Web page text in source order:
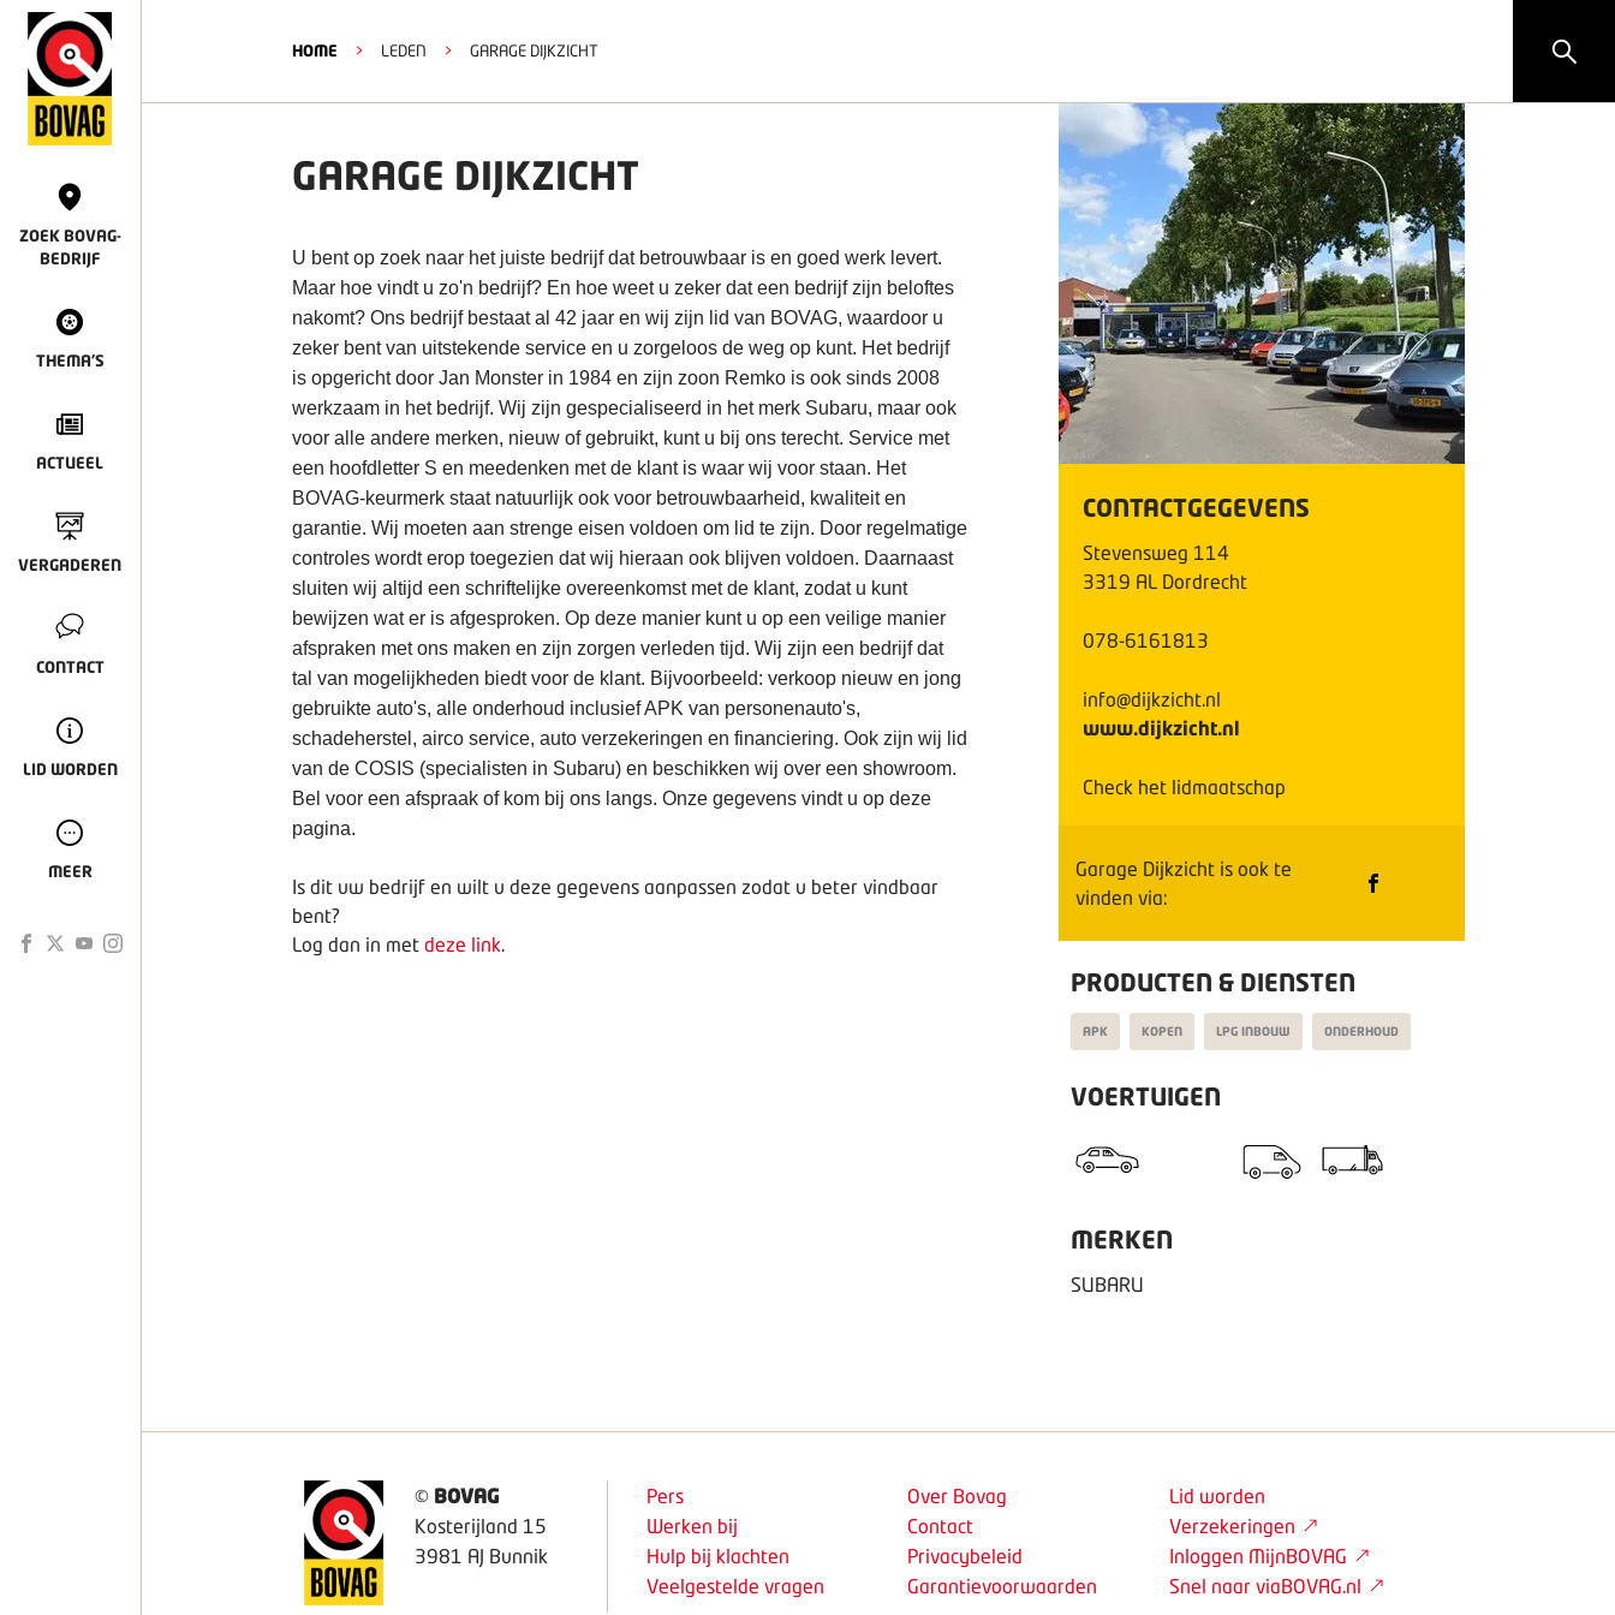
ZOEK BOVAG-
BEDRIJF
THEMA'S
ACTUEEL
VERGADEREN
CONTACT
LID WORDEN
MEER
HOME > LEDEN > GARAGE DIJKZICHT
GARAGE DIJKZICHT
U bent op zoek naar het juiste bedrijf dat betrouwbaar is en goed werk levert.
Maar hoe vindt u zo'n bedrijf? En hoe weet u zeker dat een bedrijf zijn beloftes
nakomt? Ons bedrijf bestaat al 42 jaar en wij zijn lid van BOVAG, waardoor u
zeker bent van uitstekende service en u zorgeloos de weg op kunt. Het bedrijf
is opgericht door Jan Monster in 1984 en zijn zoon Remko is ook sinds 2008
werkzaam in het bedrijf. Wij zijn gespecialiseerd in het merk Subaru, maar ook
voor alle andere merken, nieuw of gebruikt, kunt u bij ons terecht. Service met
een hoofdletter S en meedenken met de klant is waar wij voor staan. Het
BOVAG-keurmerk staat natuurlijk ook voor betrouwbaarheid, kwaliteit en
garantie. Wij moeten aan strenge eisen voldoen om lid te zijn. Door regelmatige
controles wordt erop toegezien dat wij hieraan ook blijven voldoen. Daarnaast
sluiten wij altijd een schriftelijke overeenkomst met de klant, zodat u kunt
bewijzen wat er is afgesproken. Op deze manier kunt u op een veilige manier
afspraken met ons maken en zijn zorgen verleden tijd. Wij zijn een bedrijf dat
tal van mogelijkheden biedt voor de klant. Bijvoorbeeld: verkoop nieuw en jong
gebruikte auto's, alle onderhoud inclusief APK van personenauto's,
schadeherstel, airco service, auto verzekeringen en financiering. Ook zijn wij lid
van de COSIS (specialisten in Subaru) en beschikken wij over een showroom.
Bel voor een afspraak of kom bij ons langs. Onze gegevens vindt u op deze
pagina.
Is dit uw bedrijf en wilt u deze gegevens aanpassen zodat u beter vindbaar
bent?
Log dan in met deze link.
CONTACTGEGEVENS
Stevensweg 114
3319 AL Dordrecht
078-6161813
info@dijkzicht.nl
www.dijkzicht.nl
Check het lidmaatschap
Garage Dijkzicht is ook te
vinden via:
PRODUCTEN & DIENSTEN
APK KOPEN LPG INBOUW ONDERHOUD
VOERTUIGEN
MERKEN
SUBARU
© BOVAG
Kosterijland 15
3981 AJ Bunnik
Pers
Werken bij
Hulp bij klachten
Veelgestelde vragen
Over Bovag
Contact
Privacybeleid
Garantievoorwaarden
Lid worden
Verzekeringen
Inloggen MijnBOVAG
Snel naar viaBOVAG.nl